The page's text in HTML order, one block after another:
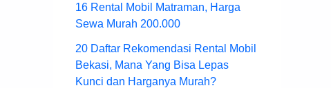
16 Rental Mobil Matraman, Harga
Sewa Murah 200.000
20 Daftar Rekomendasi Rental Mobil
Bekasi, Mana Yang Bisa Lepas
Kunci dan Harganya Murah?